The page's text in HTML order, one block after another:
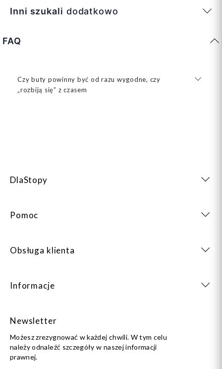
Inni szukali dodatkowo
FAQ
Czy buty powinny być od razu wygodne, czy
„rozbiją się” z czasem
DlaStopy
Pomoc
Obsługa klienta
Informacje
Newsletter
Możesz zrezygnować w każdej chwili. W tym celu
należy odnaleźć szczegóły w naszej informacji
prawnej.